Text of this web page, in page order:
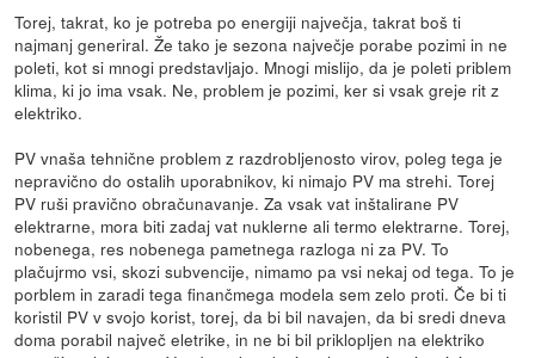
Torej, takrat, ko je potreba po energiji največja, takrat boš ti
najmanj generiral. Že tako je sezona največje porabe pozimi in ne
poleti, kot si mnogi predstavljajo. Mnogi mislijo, da je poleti priblem
klima, ki jo ima vsak. Ne, problem je pozimi, ker si vsak greje rit z
elektriko.
PV vnaša tehnične problem z razdrobljenosto virov, poleg tega je
nepravično do ostalih uporabnikov, ki nimajo PV ma strehi. Torej
PV ruši pravično obračunavanje. Za vsak vat inštalirane PV
elektrarne, mora biti zadaj vat nuklerne ali termo elektrarne. Torej,
nobenega, res nobenega pametnega razloga ni za PV. To
plačujrmo vsi, skozi subvencije, nimamo pa vsi nekaj od tega. To je
porblem in zaradi tega finančmega modela sem zelo proti. Če bi ti
koristil PV v svojo korist, torej, da bi bil navajen, da bi sredi dneva
doma porabil največ eletrike, in ne bi bil priklopljen na elektriko